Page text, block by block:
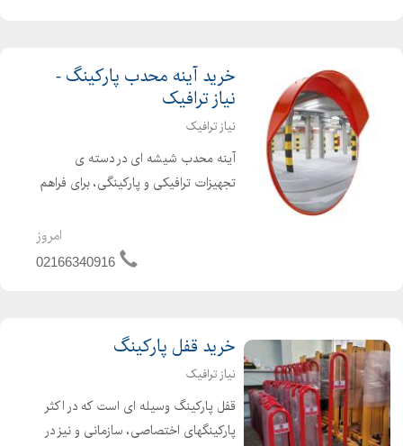
خرید آینه محدب پارکینگ -
نیاز ترافیک
نیاز ترافیک
آینه محدب شیشه ای در دسته ی
تجهیزات ترافیکی و پارکینگی، برای فراهم
پارکینگ ها و جاهایی که از دید رانندگان
پنهان می ماند تولید می شود، تا امکان
امروز
02166340916
خرید قفل پارکینگ
نیاز ترافیک
قفل پارکینگ وسیله ای است که در اکثر
پارکینگهای اختصاصی، سازمانی و نیز در